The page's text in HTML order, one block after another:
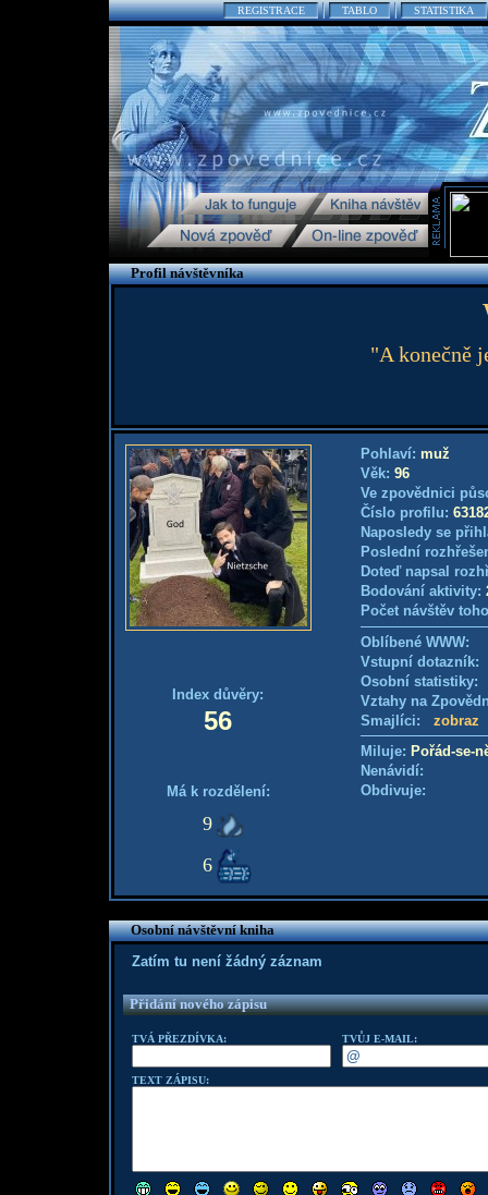
REGISTRACE TABLO STATISTIKA
Profil návštěvníka
"A konečně
Index důvěry:
56
Má k rozdělení:
9
6
Pohlaví: muž
Věk: 96
Ve zpovědnici
Číslo profilu:
Naposledy se
Poslední
Doteď napsal
Bodování aktivity:
Počet návštěv
Oblíbené WWW:
Vstupní
Osobní
Vztahy na
Smajlíci: zobraz
Miluje: Pořád-se-
Nenávidí:
Obdivuje:
Osobní návštěvní kniha
Zatím tu není žádný záznam
Přidání nového zápisu
TVÁ PŘEZDÍVKA: TVŮJ E-MAIL:
TEXT ZÁPISU: